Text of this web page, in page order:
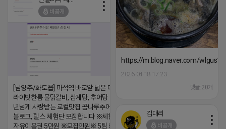
2026-04-18 17:26
https://m.blog.naver.com/
2026-04-18 17:23
댓글:20개
비공개
[남양주/화도읍] 마석역 바로앞 넓은 매장과, 프
라이빗한룸 물닭갈비, 삼계탕, 추어탕 맛집 10
년넘게 사랑받는 로컬맛집 곰나루추어탕에서
블로그, 릴스 체험단 모집합니다 ※체험메뉴※
자유이용권 5만원 ※모집인원※ 5팀 ※모집기
김대리
비공개